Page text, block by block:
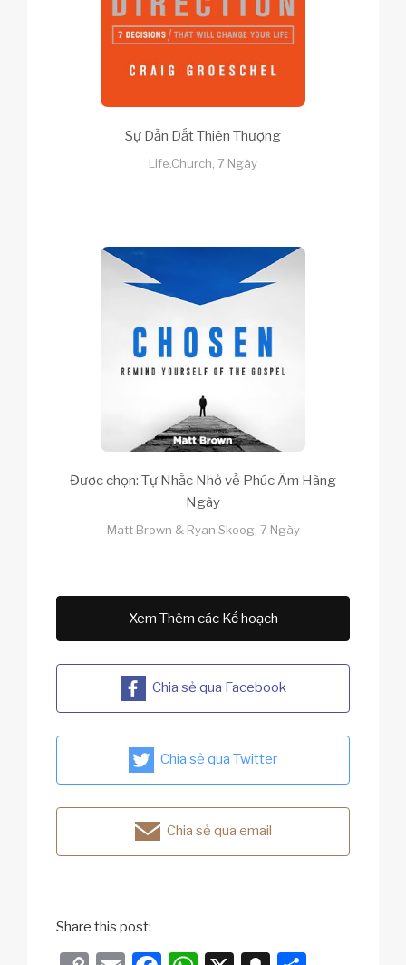
Sự Dẫn Dắt Thiên Thượng
Life.Church, 7 Ngày
Được chọn: Tự Nhắc Nhở về Phúc Âm Hàng
Ngày
Matt Brown & Ryan Skoog, 7 Ngày
Xem Thêm các Kế hoạch
Chia sẻ qua Facebook
Chia sẻ qua Twitter
Chia sẻ qua email
Share this post: